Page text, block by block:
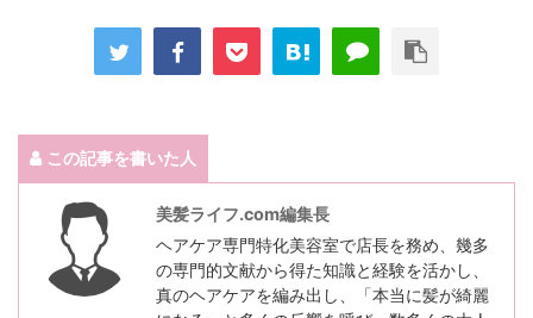
この記事を書いた人
美髪ライフ.com編集長
ヘアケア専門特化美容室で店長を務め、幾多
の専門的文献から得た知識と経験を活かし、
真のヘアケアを編み出し、「本当に髪が綺麗